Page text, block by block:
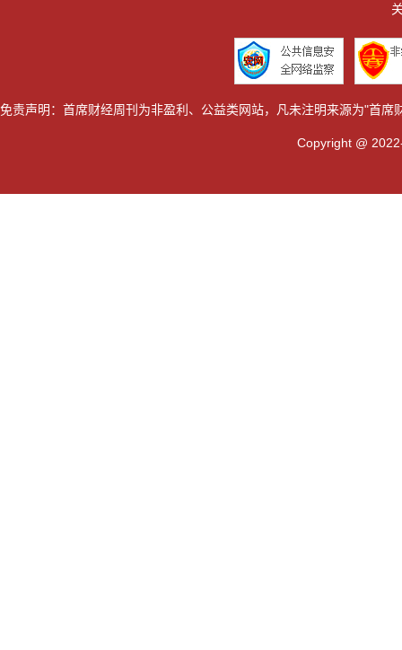
免责声明：首席财经周刊为非盈利、公益类网站，凡未注明来源为"首
Copyright @